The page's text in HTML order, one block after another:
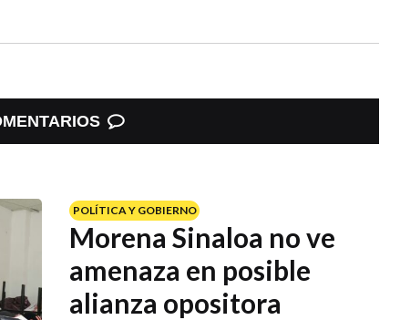
POLÍTICA Y GOBIERNO
Morena Sinaloa no ve
amenaza en posible
alianza opositora